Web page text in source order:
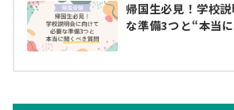
帰国生必見！学校
な準備3つと“本当